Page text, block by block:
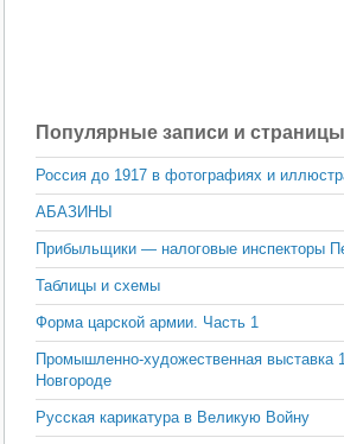
Популярные записи и страницы
Россия до 1917 в фотографиях и
АБАЗИНЫ
Прибыльщики — налоговые инспекторы
Таблицы и схемы
Форма царской армии. Часть 1
Промышленно-художественная выставка
Новгороде
Русская карикатура в Великую Войну